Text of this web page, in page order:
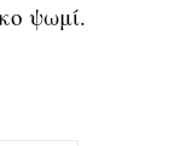
ψωμί.